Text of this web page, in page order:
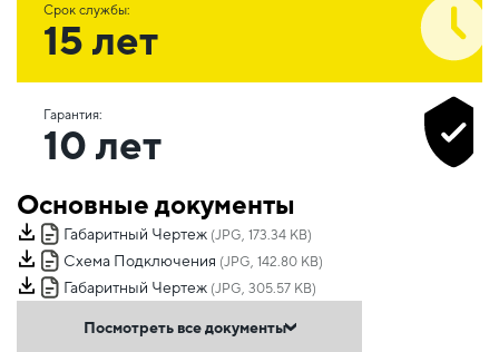
Срок службы:
15 лет
Гарантия:
10 лет
Основные документы
Габаритный Чертеж (JPG, 173.34 KB)
Схема Подключения (JPG, 142.80 KB)
Габаритный Чертеж (JPG, 305.57 KB)
Посмотреть все документы